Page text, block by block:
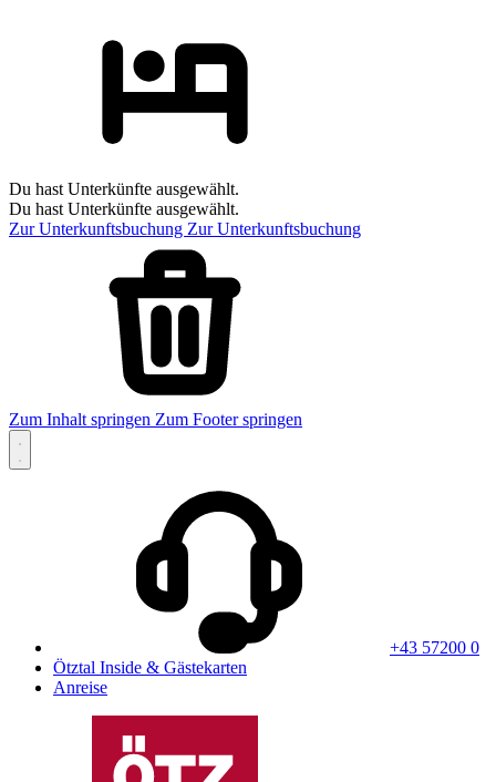
Du hast Unterkünfte ausgewählt.
Du hast Unterkünfte ausgewählt.
Zur Unterkunftsbuchung Zur Unterkunftsbuchung
Zum Inhalt springen Zum Footer springen
+43 57200 0
Ötztal Inside & Gästekarten
Anreise